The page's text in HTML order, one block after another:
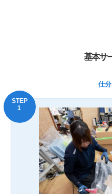
基本サ
仕